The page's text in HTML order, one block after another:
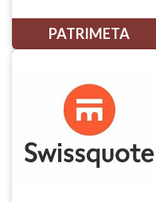
PATRIMETA